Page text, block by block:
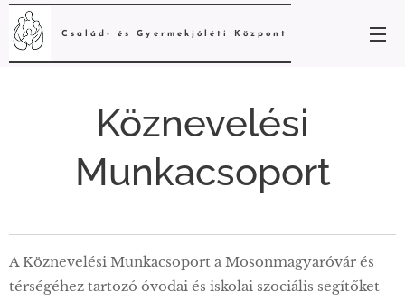
Család- és Gyermekjóléti Központ
Köznevelési
Munkacsoport
A Köznevelési Munkacsoport a Mosonmagyaróvár és
térségéhez tartozó óvodai és iskolai szociális segítőket